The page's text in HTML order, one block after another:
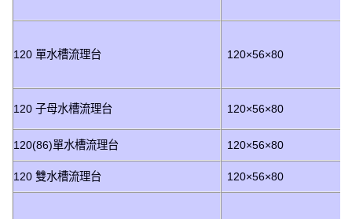
120 單水槽流理台 120×56×80
120 子母水槽流理台 120×56×80
120(86)單水槽流理台 120×56×80
120 雙水槽流理台 120×56×80